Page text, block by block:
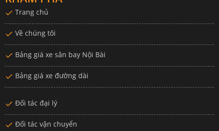
Trang chủ
Về chúng tôi
Bảng giá xe sân bay Nội Bài
Bảng giá xe đường dài
Đối tác đại lý
Đối tác vận chuyển